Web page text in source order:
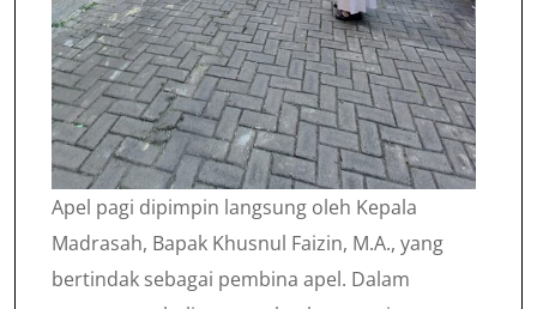
Apel pagi dipimpin langsung oleh Kepala
Madrasah, Bapak Khusnul Faizin, M.A., yang
bertindak sebagai pembina apel. Dalam